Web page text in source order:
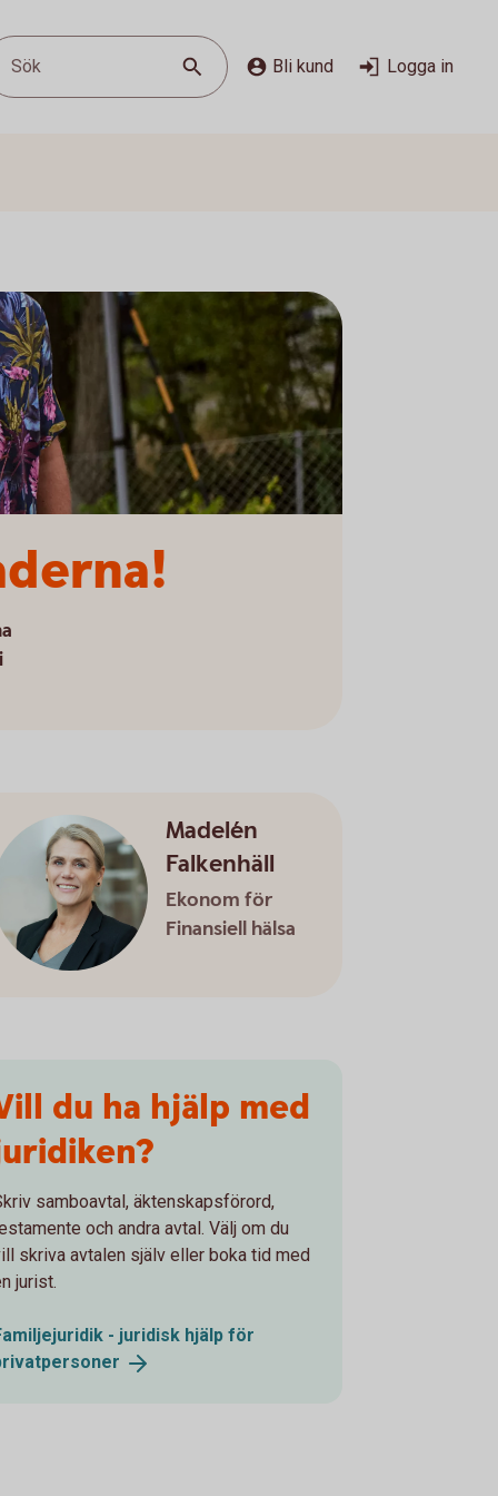
Sök Bli kund Logga in
Madelén
Falkenhäll
Ekonom för
Finansiell hälsa
du ha hjälp med
samboavtal, äktenskapsförord,
och andra avtal. Välj om du
skriva avtalen själv eller boka tid med
jurist.
- juridisk hjälp för